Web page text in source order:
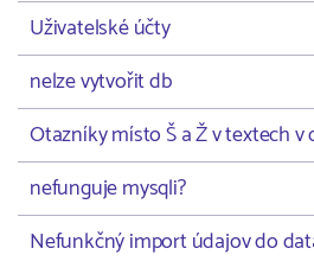
Uživatelské účty
nelze vytvořit db
Otazníky místo Š a Ž v textech v
nefunguje mysqli?
Nefunkčný import údajov do